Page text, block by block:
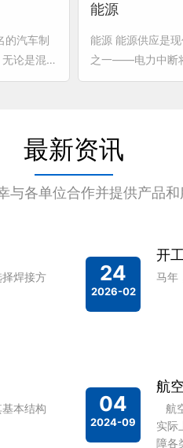
的汽车制
论是混合
连接系统
这些必须的
色提供的。
为汽车行业
方案，特别
充电系统
能源
能源 能源供应是
之一——电力中断
应。因此发电、电
来越多的新技术要
目上的 可靠及多变
器。
最新资讯
与各单位合作并提供产品和
焊接方
24
2026-02
开
马年
本结构
04
2024-09
航
航
实际
障各